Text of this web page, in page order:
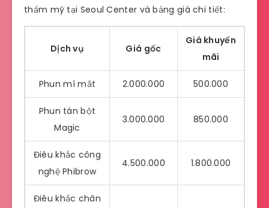
thẩm mỹ tại Seoul Center và bảng giá chi tiết:
Dịch vụ Giá gốc
Giá khuyến
mãi
Phun mí mắt 2.000.000 500.000
Phun tán bột
Magic
3.000.000 850.000
Điêu khắc công
nghệ Phibrow
4.500.000 1.800.000
Điêu khắc chân